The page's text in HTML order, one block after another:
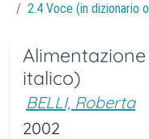
2.4 Voce (in dizionario
italico)
BELLI, Roberta
2002